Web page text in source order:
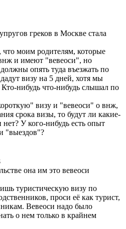
греков в Москве стала
что моим родителям, которые
и имеют "вевеоси", но
опять туда въезжать по
визу на 5 дней, хотя мы
нибудь что-нибудь слышал по
визу и "вевеоси" о внж,
срока визы, то будут ли какие-
У кого-нибудь есть опыт
"выездов"?
она им это вевеоси
туристическую визу по
проси её как турист,
Вевеоси надо было
о нем только в крайнем